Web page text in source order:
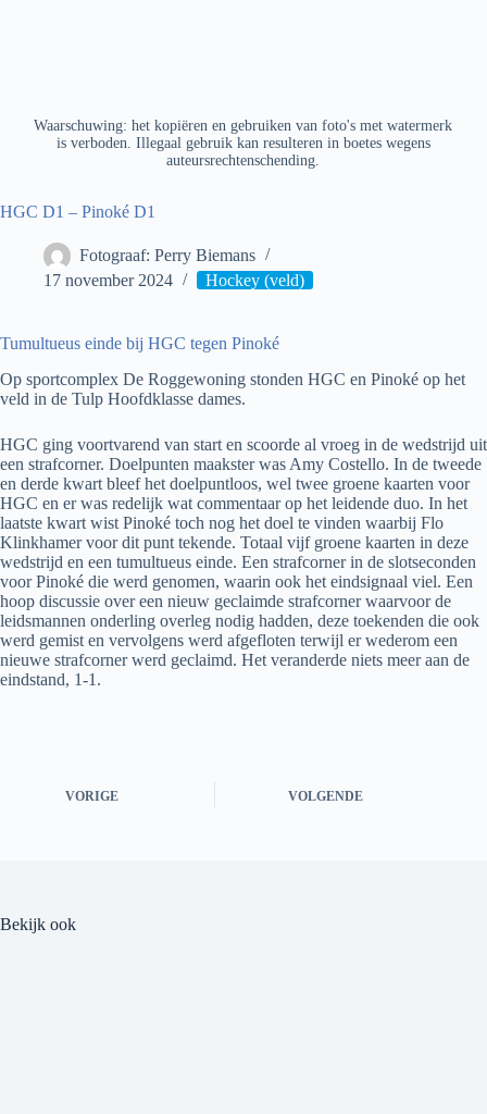
Waarschuwing: het kopiëren en gebruiken van foto's met watermerk
is verboden. Illegaal gebruik kan resulteren in boetes wegens
auteursrechtenschending.
HGC D1 – Pinoké D1
Fotograaf: Perry Biemans
17 november 2024
Hockey (veld)
Tumultueus einde bij HGC tegen Pinoké
Op sportcomplex De Roggewoning stonden HGC en Pinoké op het
veld in de Tulp Hoofdklasse dames.
HGC ging voortvarend van start en scoorde al vroeg in de wedstrijd uit
een strafcorner. Doelpunten maakster was Amy Costello. In de tweede
en derde kwart bleef het doelpuntloos, wel twee groene kaarten voor
HGC en er was redelijk wat commentaar op het leidende duo. In het
laatste kwart wist Pinoké toch nog het doel te vinden waarbij Flo
Klinkhamer voor dit punt tekende. Totaal vijf groene kaarten in deze
wedstrijd en een tumultueus einde. Een strafcorner in de slotseconden
voor Pinoké die werd genomen, waarin ook het eindsignaal viel. Een
hoop discussie over een nieuw geclaimde strafcorner waarvoor de
leidsmannen onderling overleg nodig hadden, deze toekenden die ook
werd gemist en vervolgens werd afgefloten terwijl er wederom een
nieuwe strafcorner werd geclaimd. Het veranderde niets meer aan de
eindstand, 1-1.
VORIGE VOLGENDE
Bekijk ook